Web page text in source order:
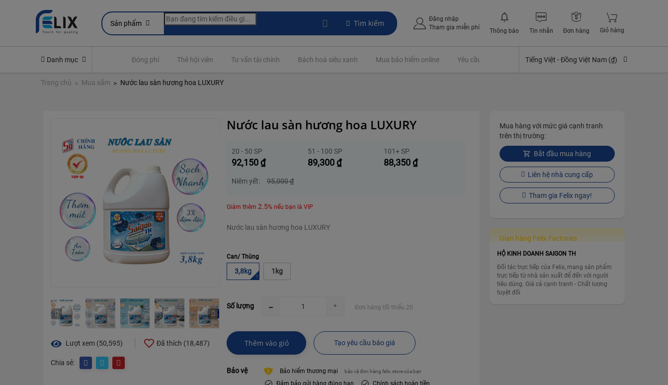
Sản phẩm Tìm kiếm
Đăng nhập
Tham gia miễn phí
Thông báo Tin nhắn Đơn hàng Giỏ hàng
Danh mục
Yêu cầu quyền lợi bảo hiểm Đóng phí Thẻ hội viên Tư vấn tài chính Bách hoá siêu xanh Mua bảo hiểm online Yêu cầu quyền lợi bảo hiểmTiếng Việt -Đồng Việt Nam (₫)
Trang chủ Mua sắm Nước lau sàn hương hoa LUXURY
Lượt xem (50,595) Đã thích (18,487)
Chia sẻ:
Nước lau sàn hương hoa LUXURY
92,150 ₫
20 - 50 SP
89,300 ₫
51 - 100 SP
88,350 ₫
101+ SP
Niêm yết: 95,000₫
Giảm thêm 2.5% nếu bạn là VIP
Can/ Thùng
3,8kg 1kg
Số lượng Đơn hàng tối thiểu 20
Thêm vào giỏ Tạo yêu cầu báo giá
Bảo vệ Bảo hiểm thương mại bảo vệ đơn hàng felix.store của bạn
Đảm bảo gửi hàng đúng hạn Chính sách hoàn tiền
Mua hàng với mức giá cạnh tranh
trên thị trường:
Bắt đầu mua hàng
Liên hệ nhà cung cấp
Tham gia Felix ngay!
Gian hàng Felix Factories
HỘ KINH DOANH SAIGON TH
Đối tác trực tiếp của Felix, mang sản phẩm
trực tiếp từ nhà sản xuất để đến với người
tiêu dùng. Giá cả cạnh tranh - Chất lượng
tuyệt đối